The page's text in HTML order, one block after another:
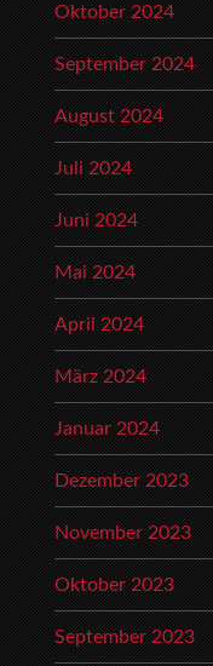
Oktober 2024
September 2024
August 2024
Juli 2024
Juni 2024
Mai 2024
April 2024
März 2024
Januar 2024
Dezember 2023
November 2023
Oktober 2023
September 2023